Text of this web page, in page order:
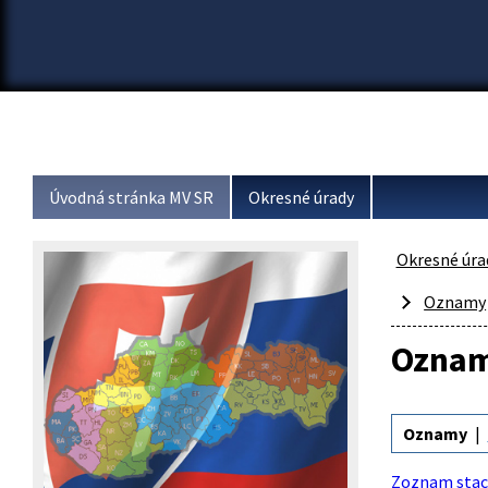
Úvodná stránka MV SR Okresné úrady
Okresné
Oznamy
Oznamy
Zoznam